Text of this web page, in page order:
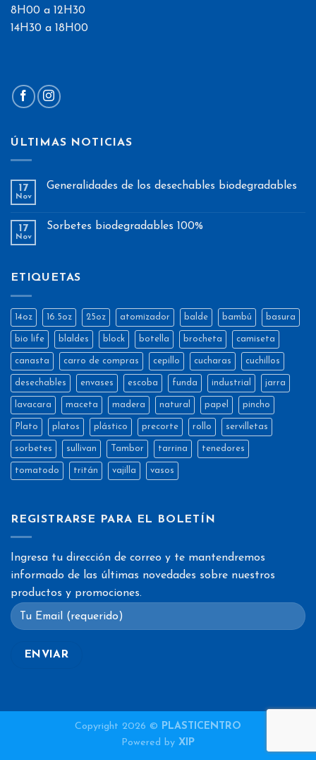
8H00 a 12H30
14H30 a 18H00
ÚLTIMAS NOTICIAS
17
Nov
Generalidades de los desechables biodegradables
17
Nov
Sorbetes biodegradables 100%
ETIQUETAS
14oz 16.5oz 25oz atomizador balde bambú basura
bio life blaldes block botella brocheta camiseta
canasta carro de compras cepillo cucharas cuchillos
desechables envases escoba funda industrial jarra
lavacara maceta madera natural papel pincho
Plato platos plástico precorte rollo servilletas
sorbetes sullivan Tambor tarrina tenedores
tomatodo tritán vajilla vasos
REGISTRARSE PARA EL BOLETÍN
Ingresa tu dirección de correo y te mantendremos
informado de las últimas novedades sobre nuestros
productos y promociones.
Copyright 2026 © PLASTICENTRO
Powered by XIP